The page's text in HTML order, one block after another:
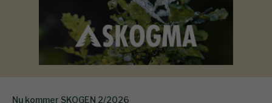
Nu kommer SKOGEN 2/2026